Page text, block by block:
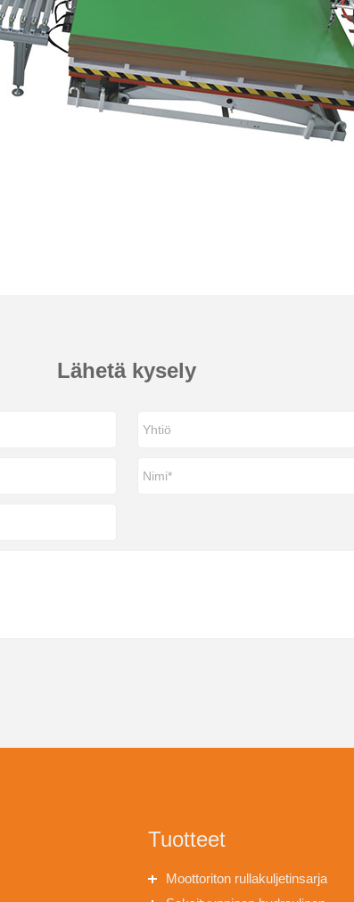
Lähetä kysely
Tuotteet
Moottoriton rullakuljetinsarja